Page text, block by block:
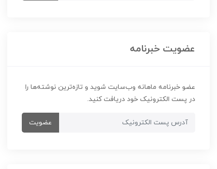
عضویت خبرنامه
عضو خبرنامه ماهانه وب‌سایت شوید و تازه‌ترین نوشته‌ها را
در پست الکترونیک خود دریافت کنید.
عضویت